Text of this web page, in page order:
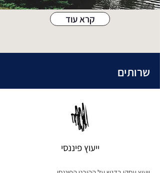
קרא עוד
שרותים
ייעוץ פיננסי